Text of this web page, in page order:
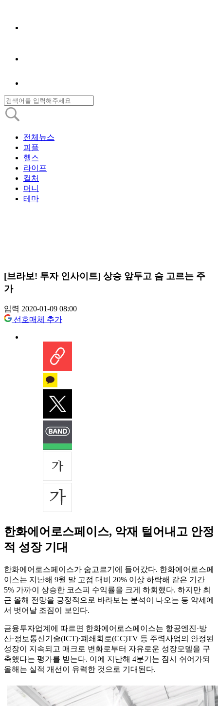
전체뉴스
피플
헬스
라이프
컬처
머니
테마
[브라보! 투자 인사이트] 상승 앞두고 숨 고르는 주
가
입력 2020-01-09 08:00
선호매체 추가
한화에어로스페이스, 악재 털어내고 안정
적 성장 기대
한화에어로스페이스가 숨고르기에 들어갔다. 한화에어로스페
이스는 지난해 9월 말 고점 대비 20% 이상 하락해 같은 기간
5% 가까이 상승한 코스피 수익률을 크게 하회했다. 하지만 최
근 올해 전망을 긍정적으로 바라보는 분석이 나오는 등 약세에
서 벗어날 조짐이 보인다.
금융투자업계에 따르면 한화에어로스페이스는 항공엔진·방
산·정보통신기술(ICT)·폐쇄회로(CC)TV 등 주력사업의 안정된
성장이 지속되고 매크로 변화로부터 자유로운 성장모델을 구
축했다는 평가를 받는다. 이에 지난해 4분기는 잠시 쉬어가되
올해는 실적 개선이 유력한 것으로 기대된다.